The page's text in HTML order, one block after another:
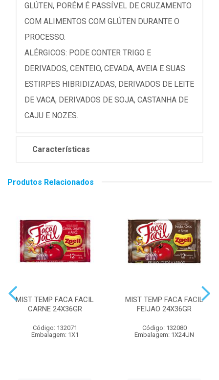
GLÚTEN, PORÉM É PASSÍVEL DE CRUZAMENTO
COM ALIMENTOS COM GLÚTEN DURANTE O
PROCESSO.
ALÉRGICOS: PODE CONTER TRIGO E
DERIVADOS, CENTEIO, CEVADA, AVEIA E SUAS
ESTIRPES HIBRIDIZADAS, DERIVADOS DE LEITE
DE VACA, DERIVADOS DE SOJA, CASTANHA DE
CAJU E NOZES.
Características
Produtos Relacionados
MIST TEMP FACA FACIL
CARNE 24X36GR
Código: 132071
Embalagem: 1X1
MIST TEMP FACA FACIL
FEIJAO 24X36GR
Código: 132080
Embalagem: 1X24UN